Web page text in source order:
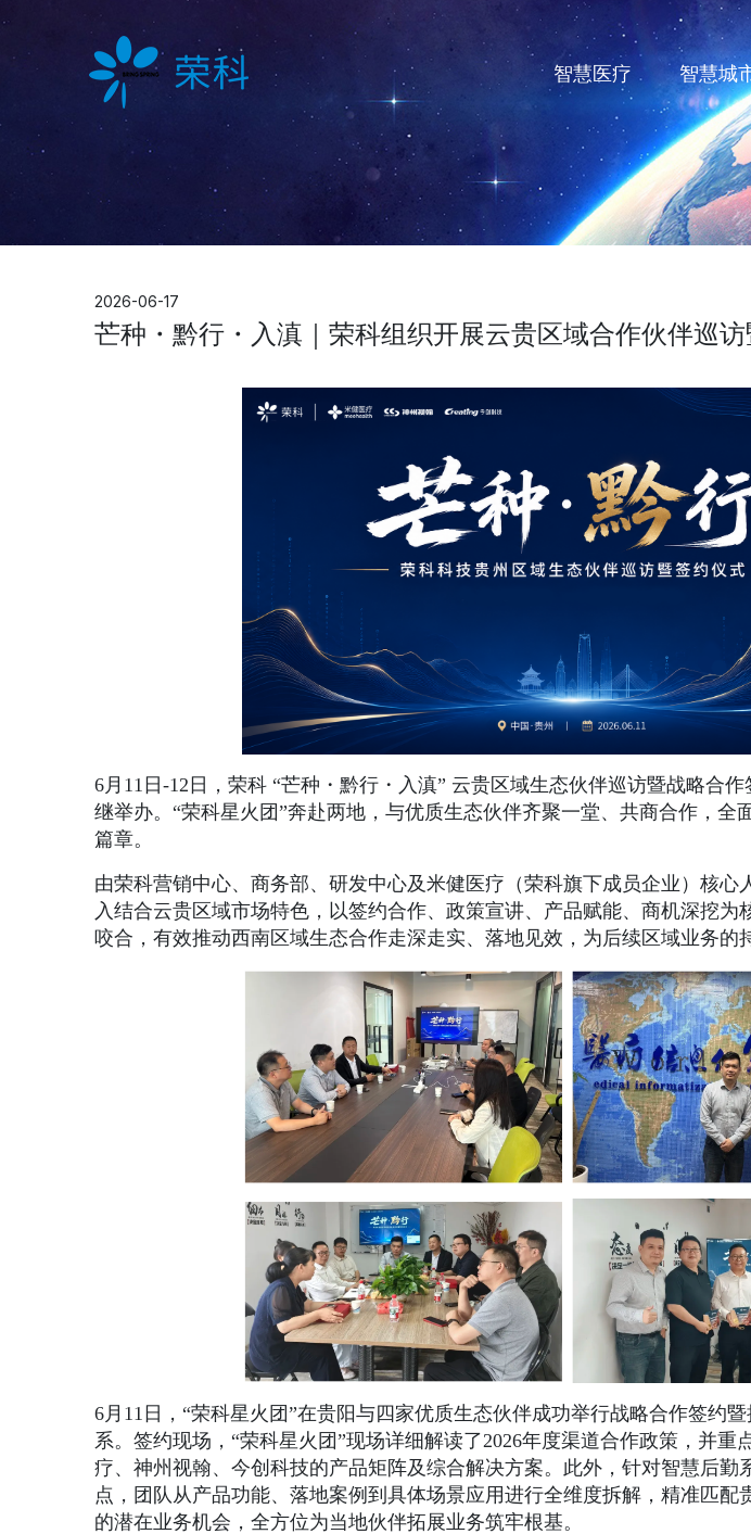
智慧医疗 智慧城
2026-06-17
芒种・黔行・入滇｜荣科组织开展云贵区域合作伙伴巡
6月11日-12日，荣科 “芒种・黔行・入滇” 云贵区域生态伙伴巡访暨战略合
继举办。“荣科星火团”奔赴两地，与优质生态伙伴齐聚一堂、共商合作，全
篇章。
由荣科营销中心、商务部、研发中心及米健医疗（荣科旗下成员企业）核心
入结合云贵区域市场特色，以签约合作、政策宣讲、产品赋能、商机深挖为
咬合，有效推动西南区域生态合作走深走实、落地见效，为后续区域业务的
6月11日，“荣科星火团”在贵阳与四家优质生态伙伴成功举行战略合作签约
系。签约现场，“荣科星火团”现场详细解读了2026年度渠道合作政策，并重
疗、神州视翰、今创科技的产品矩阵及综合解决方案。此外，针对智慧后勤
点，团队从产品功能、落地案例到具体场景应用进行全维度拆解，精准匹配
的潜在业务机会，全方位为当地伙伴拓展业务筑牢根基。